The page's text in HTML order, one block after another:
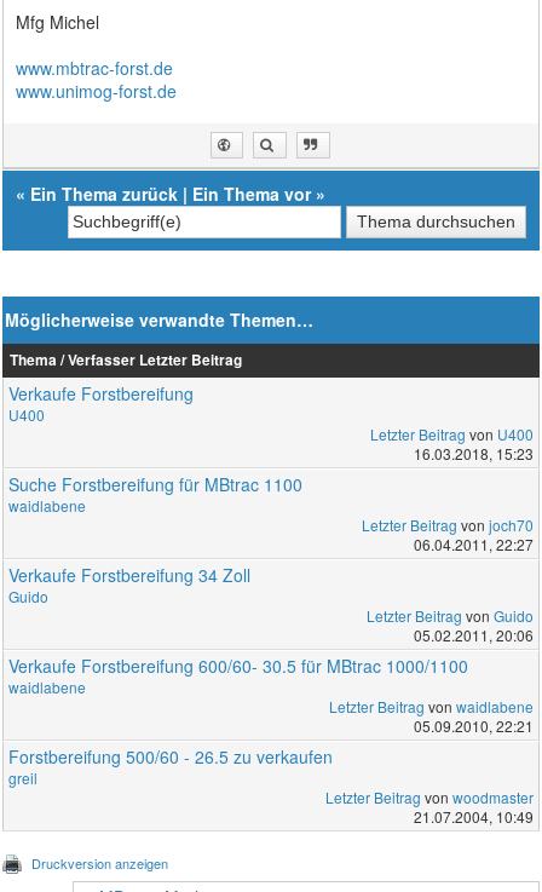
Mfg Michel
www.mbtrac-forst.de
www.unimog-forst.de
« Ein Thema zurück | Ein Thema vor»
Möglicherweise verwandte Themen…
Thema / Verfasser Letzter Beitrag
Verkaufe Forstbereifung
U400
Letzter Beitrag von U400
16.03.2018, 15:23
Suche Forstbereifung für MBtrac 1100
waidlabene
Letzter Beitrag von joch70
06.04.2011, 22:27
Verkaufe Forstbereifung 34 Zoll
Guido
Letzter Beitrag von Guido
05.02.2011, 20:06
Verkaufe Forstbereifung 600/60- 30.5 für MBtrac 1000/1100
waidlabene
Letzter Beitrag von waidlabene
05.09.2010, 22:21
Forstbereifung 500/60 - 26.5 zu verkaufen
greil
Letzter Beitrag von woodmaster
21.07.2004, 10:49
Druckversion anzeigen